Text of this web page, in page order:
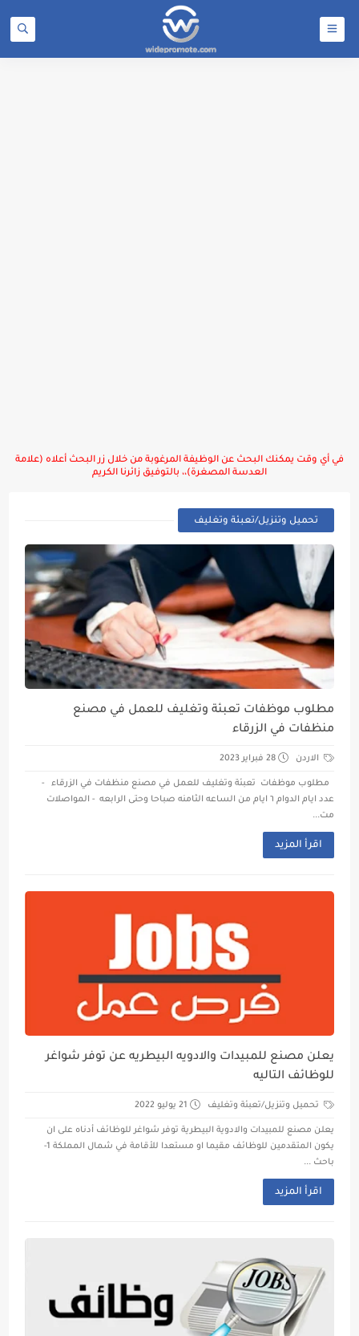
في أي وقت يمكنك البحث عن الوظيفة المرغوبة من خلال زر البحث أعلاه (علامة
العدسة المصغرة)،، بالتوفيق زائرنا الكريم
تحميل وتنزيل/تعبئة وتغليف
مطلوب موظفات تعبئة وتغليف للعمل في مصنع
منظفات في الزرقاء
الاردن 28 فبراير 2023
مطلوب موظفات تعبئة وتغليف للعمل في مصنع منظفات في الزرقاء -
عدد ايام الدوام ٦ ايام من الساعه الثامنه صباحا وحتى الرابعه - المواصلات
مت...
اقرأ المزيد
يعلن مصنع للمبيدات والادويه البيطريه عن توفر شواغر
للوظائف التاليه
تحميل وتنزيل/تعبئة وتغليف 21 يوليو 2022
يعلن مصنع للمبيدات والادوية البيطرية توفر شواغر للوظائف أدناه على ان
يكون المتقدمين للوظائف مقيما او مستعدا للأقامة في شمال المملكة 1-
باحث ...
اقرأ المزيد